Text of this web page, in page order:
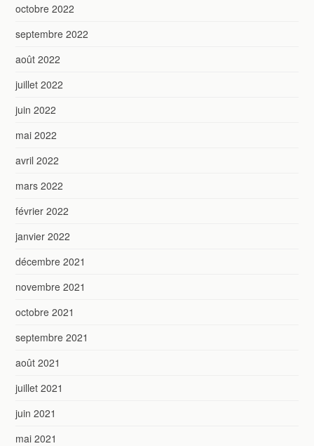
octobre 2022
septembre 2022
août 2022
juillet 2022
juin 2022
mai 2022
avril 2022
mars 2022
février 2022
janvier 2022
décembre 2021
novembre 2021
octobre 2021
septembre 2021
août 2021
juillet 2021
juin 2021
mai 2021